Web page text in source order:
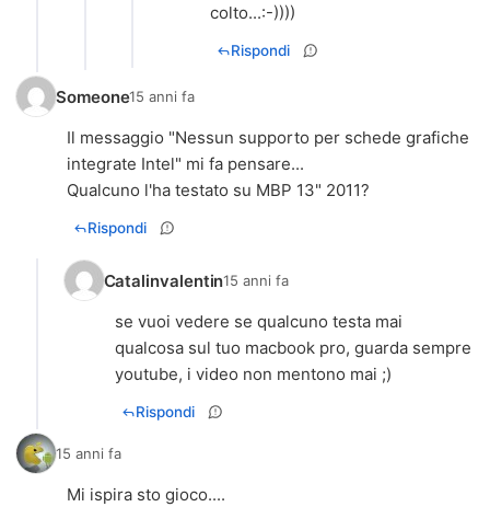
colto...:-))))
Rispondi
Someone15 anni fa
Il messaggio "Nessun supporto per schede grafiche
integrate Intel" mi fa pensare...
Qualcuno l'ha testato su MBP 13" 2011?
Rispondi
Catalinvalentin15 anni fa
se vuoi vedere se qualcuno testa mai
qualcosa sul tuo macbook pro, guarda sempre
youtube, i video non mentono mai ;)
Rispondi
15 anni fa
Mi ispira sto gioco....